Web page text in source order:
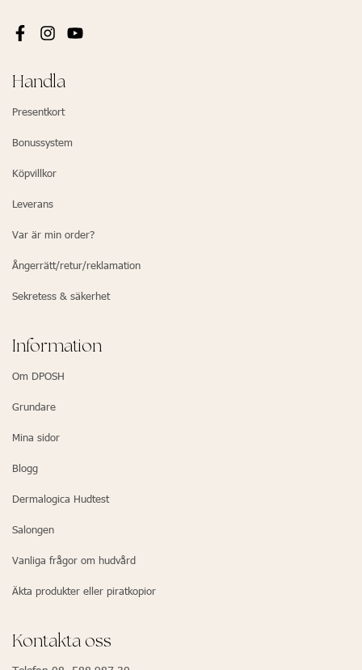
Handla
Presentkort
Bonussystem
Köpvillkor
Leverans
Var är min order?
Ångerrätt/retur/reklamation
Sekretess & säkerhet
Information
Om DPOSH
Grundare
Mina sidor
Blogg
Dermalogica Hudtest
Salongen
Vanliga frågor om hudvård
Äkta produkter eller piratkopior
Kontakta oss